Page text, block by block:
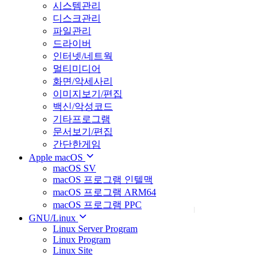
시스템관리
디스크관리
파일관리
드라이버
인터넷/네트웍
멀티미디어
화면/악세사리
이미지보기/편집
백신/악성코드
기타프로그램
문서보기/편집
간단한게임
Apple macOS
macOS SV
macOS 프로그램 인텔맥
macOS 프로그램 ARM64
macOS 프로그램 PPC
GNU/Linux
Linux Server Program
Linux Program
Linux Site